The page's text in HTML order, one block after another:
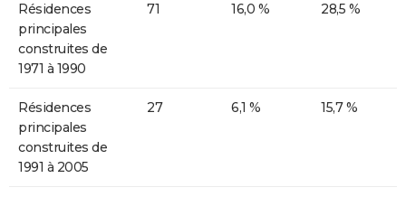
Résidences
principales
construites de
1971 à 1990
71 16,0 % 28,5 %
Résidences
principales
construites de
1991 à 2005
27 6,1 % 15,7 %